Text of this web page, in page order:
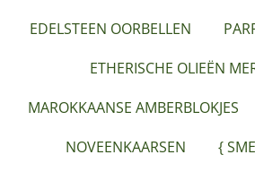
EDELSTEEN OORBELLEN
ETHERISCHE OLIEËN
MAROKKAANSE AMBERBLOKJES
NOVEENKAARSEN
{